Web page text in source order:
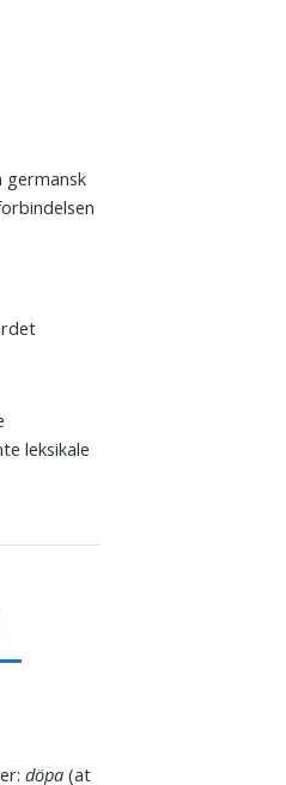
germansk
leksikale
döpa (at